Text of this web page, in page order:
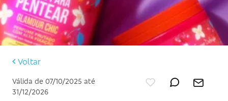
Voltar
Válida de 07/10/2025 até
31/12/2026